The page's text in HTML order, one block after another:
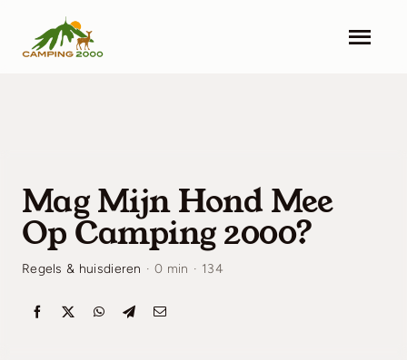
content
Faciliteiten
Omgeving
Mag Mijn Hond Mee
Op Camping 2000?
Regels & huisdieren · 0 min · 134